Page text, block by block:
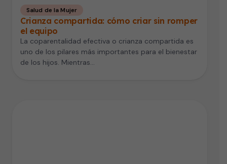
Salud de la Mujer
Crianza compartida: cómo criar sin romper
el equipo
La coparentalidad efectiva o crianza compartida es
uno de los pilares más importantes para el bienestar
de los hijos. Mientras…